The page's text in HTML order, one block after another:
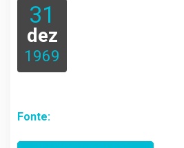
31
dez
1969
Fonte: